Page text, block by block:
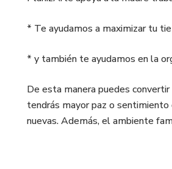
* Te ayudamos a maximizar tu
* y también te ayudamos en la
De esta manera puedes
tendrás mayor paz o sentimiento
nuevas. Además, el ambiente